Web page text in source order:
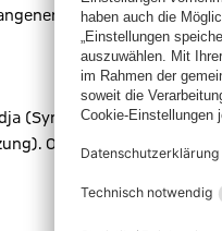
Samstag gab es
(Syndesmosebandriss),
Offen ist noch,